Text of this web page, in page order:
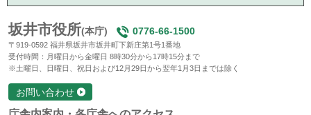
坂井市役所(本庁) 0776-66-1500
〒919-0592 福井県坂井市坂井町下新庄第1号1番地
受付時間：月曜日から金曜日 8時30分から17時15分まで
※土曜日、日曜日、祝日および12月29日から翌年1月3日までは除く
お問い合わせ